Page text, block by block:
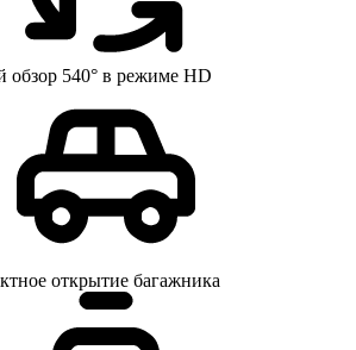
обзор 540° в режиме HD
открытие багажника